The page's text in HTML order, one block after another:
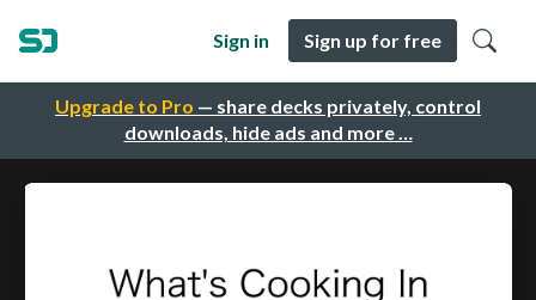
Upgrade to Pro — share decks privately, control
downloads, hide ads and more …
Sign in Sign up for free